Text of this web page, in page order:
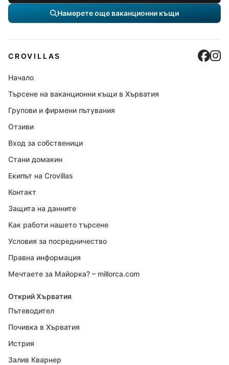
Намерете още ваканционни къщи
CROVILLAS
Начало
Търсене на ваканционни къщи в Хърватия
Групови и фирмени пътувания
Отзиви
Вход за собственици
Стани домакин
Екипът на Crovillas
Контакт
Защита на данните
Как работи нашето търсене
Условия за посредничество
Правна информация
Мечтаете за Майорка? – millorca.com
Открий Хърватия
Пътеводител
Почивка в Хърватия
Истрия
Залив Кварнер